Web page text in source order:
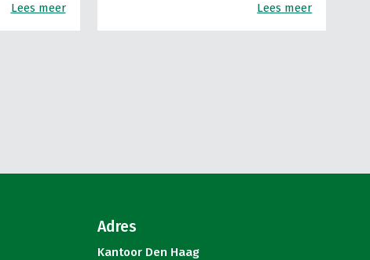
Lees meer Lees meer
Adres
Kantoor Den Haag